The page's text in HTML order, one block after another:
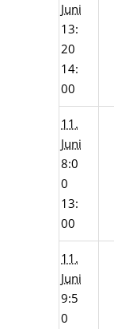
Juni
13:
20
14:
00
11.
Juni
8:0
0
13:
00
11.
Juni
9:5
0